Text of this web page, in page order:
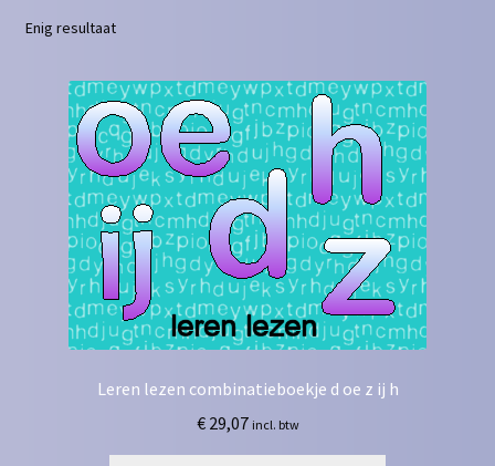
Contact
Homepagina
Mijn account
Privacy Policy
Winkelmand
Winkel
Enig resultaat
Leren lezen combinatieboekje d oe z ij h
€29,07 incl. btw